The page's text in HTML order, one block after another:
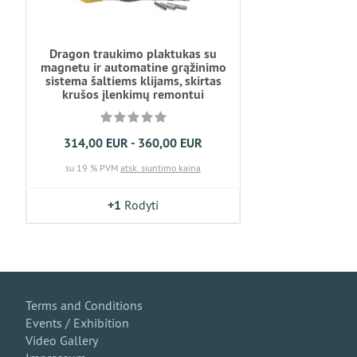
Dragon traukimo plaktukas su
magnetu ir automatine grąžinimo
sistema šaltiems klijams, skirtas
krušos įlenkimų remontui
314,00 EUR - 360,00 EUR
su 19 % PVM atsk. siuntimo kaina
+1 Rodyti
Terms and Conditions
Events / Exhibition
Video Gallery